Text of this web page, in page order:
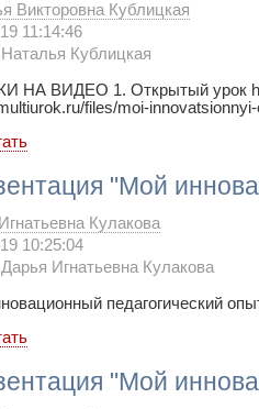
Викторовна Кублицкая
11:14:46
Кублицкая
НА ВИДЕО 1. Открытый урок
files/moi-
"Мой
Кулакова
10:25:04
Игнатьевна Кулакова
педагогический
"Мой